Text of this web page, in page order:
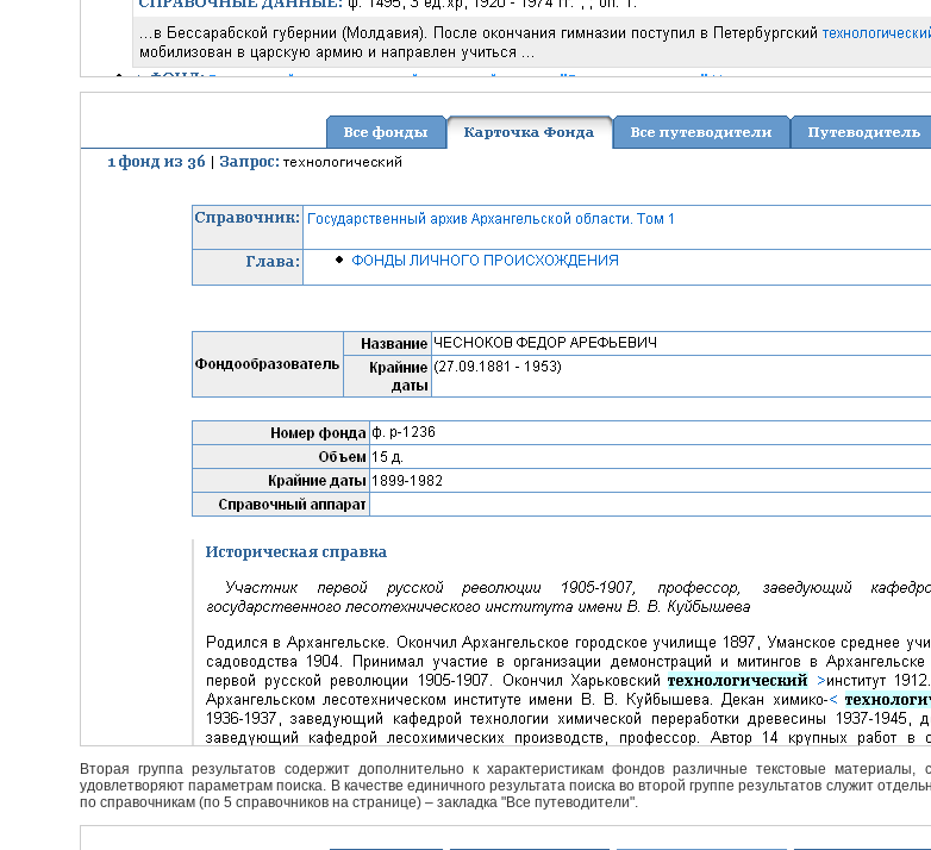
Вторая группа результатов содержит дополнительно к характеристикам фондов различные текстовые
удовлетворяют параметрам поиска. В качестве единичного результата поиска во второй группе результатов служит
по справочникам (по 5 справочников на странице) – закладка "Все путеводители".